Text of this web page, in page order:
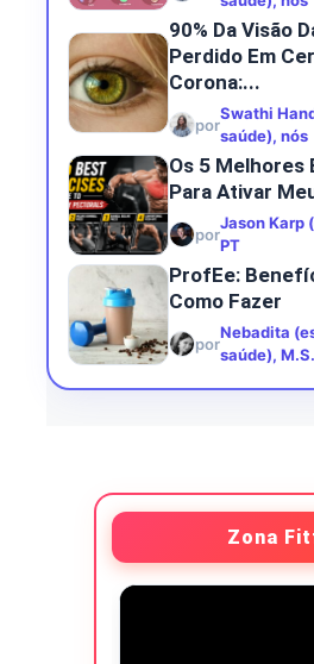
90% Da Visão
Perdido Em
Corona:...
por
Swathi
saúde), nós
Os 5 Melhores
Para Ativar
por
Jason Karp
PT
ProfEe:
Como Fazer
por
Nebadita
saúde), M.S.
Zona